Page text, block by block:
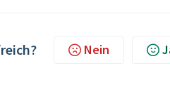
Nein